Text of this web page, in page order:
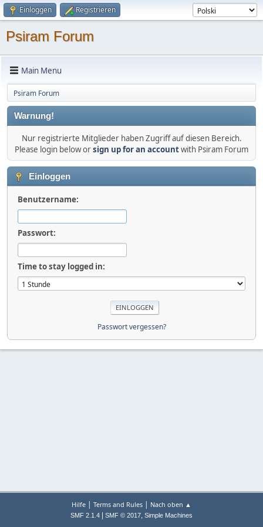
Einloggen Registrieren
Psiram Forum
Main Menu
Psiram Forum
Warnung!
Nur registrierte Mitglieder haben Zugriff auf diesen Bereich.
Please login below orsign up for an accountwith Psiram Forum
Einloggen
Benutzername:
Passwort:
Time to stay logged in:
Passwort vergessen?
Hilfe | Terms and Rules | Nach oben ▲
SMF 2.1.4 SMF © 2017, Simple Machines